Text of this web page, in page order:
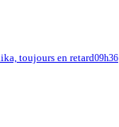
toujours en retard09h36